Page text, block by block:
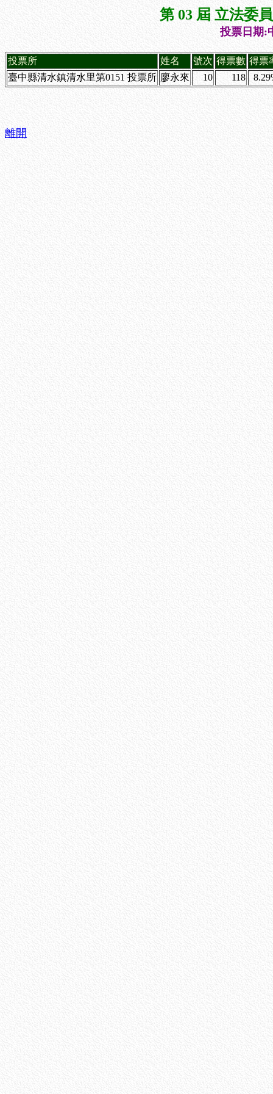
第 03 屆 立法委
投票日期:
投票所 姓名 號次 得票數 得票
臺中縣清水鎮清水里第0151 投票所 廖永來 10 118
離開